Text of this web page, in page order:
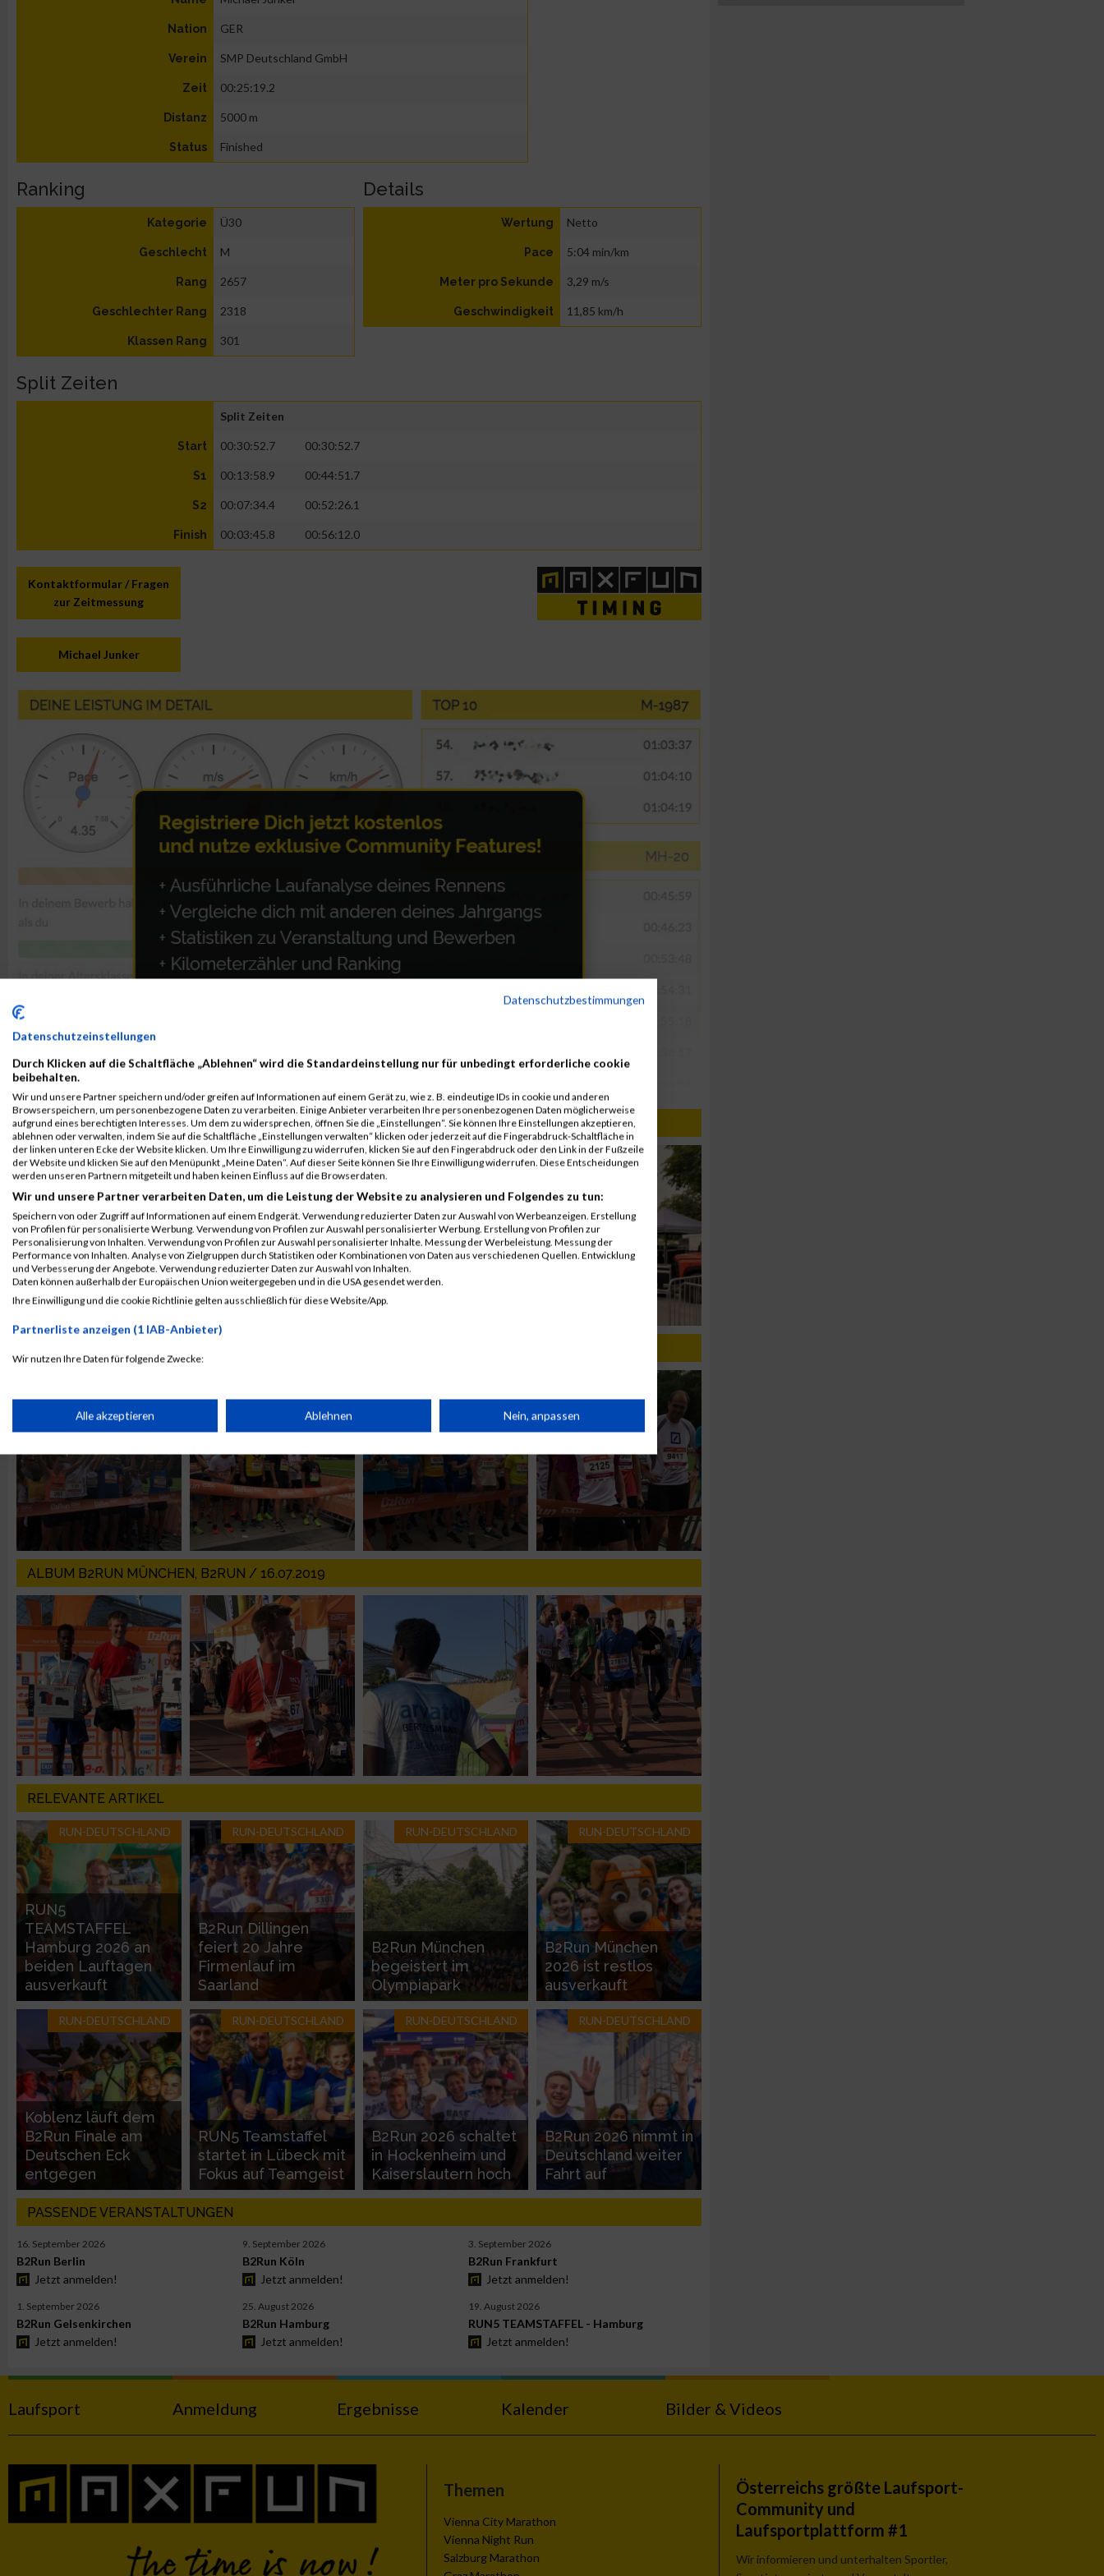
Nation GER
Verein SMP Deutschland GmbH
Zeit 00:25:19.2
Distanz 5000 m
Status Finished
Ranking
Kategorie Ü30
Geschlecht M
Rang 2657
Geschlechter Rang 2318
Klassen Rang 301
Details
Wertung Netto
Pace 5:04 min/km
Meter pro Sekunde 3,29 m/s
Geschwindigkeit 11,85 km/h
Split Zeiten
Split Zeiten
Start 00:30:52.7 00:30:52.7
S1 00:13:58.9 00:44:51.7
S2 00:07:34.4 00:52:26.1
Finish 00:03:45.8 00:56:12.0
Kontaktformular / Fragen
zur Zeitmessung
Michael Junker
ALBUM B2RUN MÜNCHEN / 15.07.2026
ALBUM B2RUN MÜNCHEN, B2RUN / 16.07.2019
RELEVANTE ARTIKEL
RUN-DEUTSCHLAND
RUN5
TEAMSTAFFEL
Hamburg 2026 an
beiden Lauftagen
ausverkauft
RUN-DEUTSCHLAND
B2Run Dillingen
feiert 20 Jahre
Firmenlauf im
Saarland
RUN-DEUTSCHLAND
B2Run München
begeistert im
Olympiapark
RUN-DEUTSCHLAND
B2Run München
2026 ist restlos
ausverkauft
RUN-DEUTSCHLAND
Koblenz läuft dem
B2Run Finale am
Deutschen Eck
entgegen
RUN-DEUTSCHLAND
RUN5 Teamstaffel
startet in Lübeck mit
Fokus auf Teamgeist
RUN-DEUTSCHLAND
B2Run 2026 schaltet
in Hockenheim und
Kaiserslautern hoch
RUN-DEUTSCHLAND
B2Run 2026 nimmt in
Deutschland weiter
Fahrt auf
PASSENDE VERANSTALTUNGEN
16. September 2026
B2Run Berlin
Jetzt anmelden!
9. September 2026
B2Run Köln
Jetzt anmelden!
3. September 2026
B2Run Frankfurt
Jetzt anmelden!
1. September 2026
B2Run Gelsenkirchen
Jetzt anmelden!
25. August 2026
B2Run Hamburg
Jetzt anmelden!
19. August 2026
RUN5 TEAMSTAFFEL - Hamburg
Jetzt anmelden!
Laufsport Anmeldung Ergebnisse Kalender Bilder & Videos
Themen
Vienna City Marathon
Vienna Night Run
Salzburg Marathon
Österreichs größte Laufsport-
Community und
Laufsportplattform #1
Wir informieren und unterhalten Sportler,
Datenschutzbestimmungen
Datenschutzeinstellungen
Durch Klicken auf die Schaltfläche „Ablehnen“ wird die Standardeinstellung nur für unbedingt erforderliche cookie
beibehalten.
Wir und unsere Partner speichern und/oder greifen auf Informationen auf einem Gerät zu, wie z. B. eindeutige IDs in cookie und anderen
Browserspeichern, um personenbezogene Daten zu verarbeiten. Einige Anbieter verarbeiten Ihre personenbezogenen Daten möglicherweise
aufgrund eines berechtigten Interesses. Um dem zu widersprechen, öffnen Sie die „Einstellungen“. Sie können Ihre Einstellungen akzeptieren,
ablehnen oder verwalten, indem Sie auf die Schaltfläche „Einstellungen verwalten“ klicken oder jederzeit auf die Fingerabdruck-Schaltfläche in
der linken unteren Ecke der Website klicken. Um Ihre Einwilligung zu widerrufen, klicken Sie auf den Fingerabdruck oder den Link in der Fußzeile
der Website und klicken Sie auf den Menüpunkt „Meine Daten“. Auf dieser Seite können Sie Ihre Einwilligung widerrufen. Diese Entscheidungen
werden unseren Partnern mitgeteilt und haben keinen Einfluss auf die Browserdaten.
Wir und unsere Partner verarbeiten Daten, um die Leistung der Website zu analysieren und Folgendes zu tun:
Speichern von oder Zugriff auf Informationen auf einem Endgerät. Verwendung reduzierter Daten zur Auswahl von Werbeanzeigen. Erstellung
von Profilen für personalisierte Werbung. Verwendung von Profilen zur Auswahl personalisierter Werbung. Erstellung von Profilen zur
Personalisierung von Inhalten. Verwendung von Profilen zur Auswahl personalisierter Inhalte. Messung der Werbeleistung. Messung der
Performance von Inhalten. Analyse von Zielgruppen durch Statistiken oder Kombinationen von Daten aus verschiedenen Quellen. Entwicklung
und Verbesserung der Angebote. Verwendung reduzierter Daten zur Auswahl von Inhalten.
Daten können außerhalb der Europäischen Union weitergegeben und in die USA gesendet werden.
Ihre Einwilligung und die cookie Richtlinie gelten ausschließlich für diese Website/App.
Partnerliste anzeigen (1 IAB-Anbieter)
Wir nutzen Ihre Daten für folgende Zwecke:
Speichern von oder Zugriff auf Informationen auf einem Endgerät
Verwendung reduzierter Daten zur Auswahl von Werbeanzeigen
Erstellung von Profilen für personalisierte Werbung
Verwendung von Profilen zur Auswahl personalisierter Werbung
Erstellung von Profilen zur Personalisierung von Inhalten
Verwendung von Profilen zur Auswahl personalisierter Inhalte
Messung der Werbeleistung
Messung der Performance von Inhalten
Analyse von Zielgruppen durch Statistiken oder Kombinationen von Daten aus
verschiedenen Quellen
Entwicklung und Verbesserung der Angebote
Verwendung reduzierter Daten zur Auswahl von Inhalten
IAB-Besonderheiten:
Verwendung genauer Standortdaten
Geräte anhand von aktiv angeforderten Informationen identifizieren
Nicht-IAB-Verarbeitungszwecke:
Notwendig
Performance
Funktional
Werbung
Alle akzeptieren Ablehnen Nein, anpassen